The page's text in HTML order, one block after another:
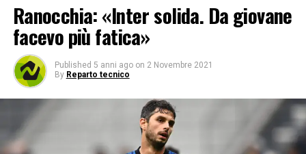
Ranocchia: «Inter solida. Da giovane
facevo più fatica»
Published 5 anni ago on 2 Novembre 2021
By Reparto tecnico